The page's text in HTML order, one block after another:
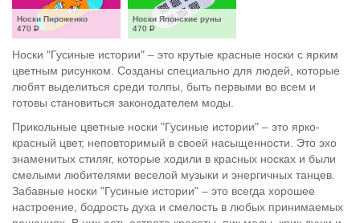
Носки Пироженко
470 Р
Носки Японские руны
470 Р
Носки "Гусиные истории" – это крутые красные носки с ярким
цветным рисунком. Созданы специально для людей, которые
любят выделиться среди толпы, быть первыми во всем и
готовы становиться законодателем моды.
Прикольные цветные носки "Гусиные истории" – это ярко-
красный цвет, неповторимый в своей насыщенности. Это эхо
знаменитых стиляг, которые ходили в красных носках и были
смелыми любителями веселой музыки и энергичных танцев.
Забавные носки "Гусиные истории" – это всегда хорошее
настроение, бодрость духа и смелость в любых принимаемых